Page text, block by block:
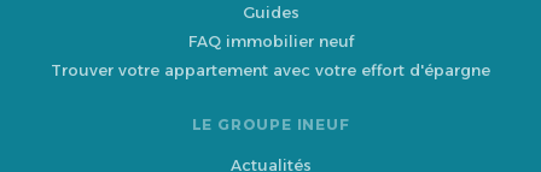
Guides
FAQ immobilier neuf
Trouver votre appartement avec votre effort d'épargne
LE GROUPE INEUF
Actualités